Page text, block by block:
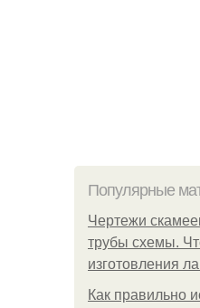
Популярные
Чертежи
трубы схемы.
изготовления
Как правильно